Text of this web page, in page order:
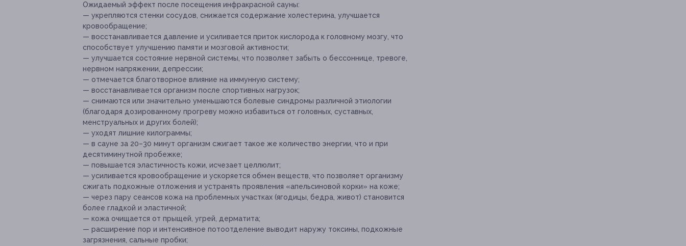
Ожидаемый эффект после посещения инфракрасной сауны:
— укрепляются стенки сосудов, снижается содержание холестерина, улучшается
кровообращение;
— восстанавливается давление и усиливается приток кислорода к головному мозгу, что
способствует улучшению памяти и мозговой активности;
— улучшается состояние нервной системы, что позволяет забыть о бессоннице, тревоге,
нервном напряжении, депрессии;
— отмечается благотворное влияние на иммунную систему;
— восстанавливается организм после спортивных нагрузок;
— снимаются или значительно уменьшаются болевые синдромы различной этиологии
(благодаря дозированному прогреву можно избавиться от головных, суставных,
менструальных и других болей);
— уходят лишние килограммы;
— в сауне за 20–30 минут организм сжигает такое же количество энергии, что и при
десятиминутной пробежке;
— повышается эластичность кожи, исчезает целлюлит;
— усиливается кровообращение и ускоряется обмен веществ, что позволяет организму
сжигать подкожные отложения и устранять проявления «апельсиновой корки» на коже;
— через пару сеансов кожа на проблемных участках (ягодицы, бедра, живот) становится
более гладкой и эластичной;
— кожа очищается от прыщей, угрей, дерматита;
— расширение пор и интенсивное потоотделение выводит наружу токсины, подкожные
загрязнения, сальные пробки;